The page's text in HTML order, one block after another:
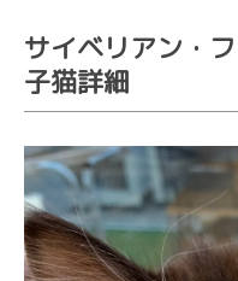
サイベリアン・
子猫詳細